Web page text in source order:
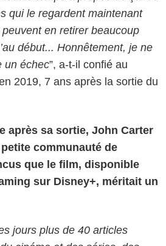
qui le regardent maintenant
en retirer beaucoup
début... Honnêtement, je ne
un échec”, a-t-il confié au
2019, 7 ans après la sortie du
après sa sortie, John Carter
communauté de
que le film, disponible
sur Disney+, méritait un
jours plus de 40 articles